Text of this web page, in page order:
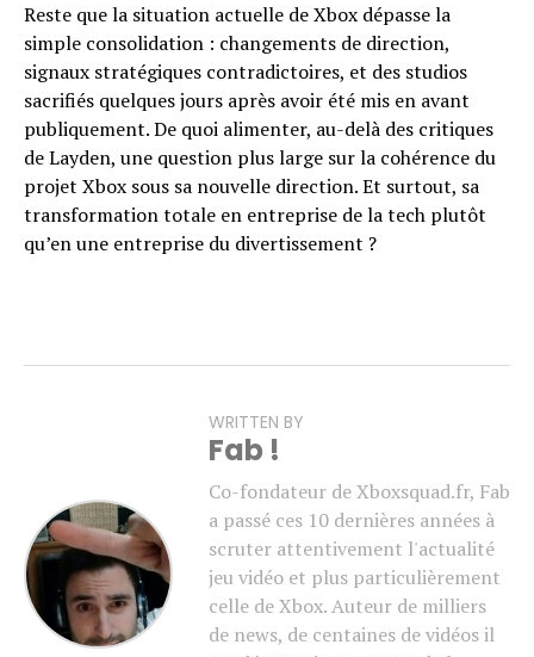
Reste que la situation actuelle de Xbox dépasse la
simple consolidation : changements de direction,
signaux stratégiques contradictoires, et des studios
sacrifiés quelques jours après avoir été mis en avant
publiquement. De quoi alimenter, au-delà des critiques
de Layden, une question plus large sur la cohérence du
projet Xbox sous sa nouvelle direction. Et surtout, sa
transformation totale en entreprise de la tech plutôt
qu’en une entreprise du divertissement ?
WRITTEN BY
Fab !
Co-fondateur de Xboxsquad.fr, Fab
a passé ces 10 dernières années à
scruter attentivement l'actualité
jeu vidéo et plus particulièrement
celle de Xbox. Auteur de milliers
de news, de centaines de vidéos il